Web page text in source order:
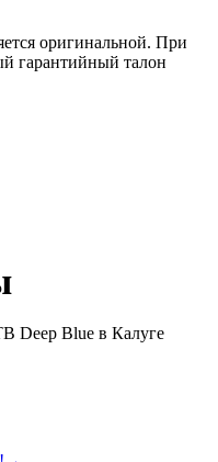
оригинальной. При
гарантийный талон
Deep Blue в Калуге